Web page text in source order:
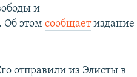
и
Об этомсообщаетиздание
отправили из Элисты в